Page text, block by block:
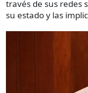
través de sus redes
su estado y las